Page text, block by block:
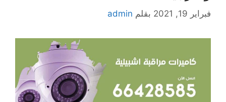
فبراير 19, 2021 بقلم admin